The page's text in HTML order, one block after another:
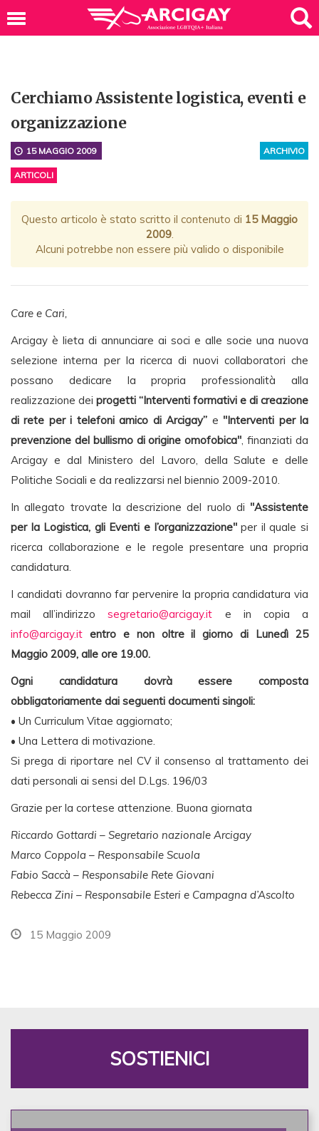
Cerchiamo Assistente logistica, eventi e
organizzazione
ARCHIVIO
15 MAGGIO 2009
ARTICOLI
Questo articolo è stato scritto il contenuto di 15 Maggio
2009.
Alcuni potrebbe non essere più valido o disponibile
Care e Cari,
Arcigay è lieta di annunciare ai soci e alle socie una nuova
selezione interna per la ricerca di nuovi collaboratori che
possano dedicare la propria professionalità alla
realizzazione dei progetti “Interventi formativi e di creazione
di rete per i telefoni amico di Arcigay” e "Interventi per la
prevenzione del bullismo di origine omofobica", finanziati da
Arcigay e dal Ministero del Lavoro, della Salute e delle
Politiche Sociali e da realizzarsi nel biennio 2009-2010.
In allegato trovate la descrizione del ruolo di "Assistente
per la Logistica, gli Eventi e l’organizzazione"per il quale si
ricerca collaborazione e le regole presentare una propria
candidatura.
I candidati dovranno far pervenire la propria candidatura via
mail all’indirizzosegretario@arcigay.it e in copia a
info@arcigay.it entro e non oltre il giorno di Lunedì 25
Maggio 2009, alle ore 19.00.
Ogni candidatura dovrà essere composta
obbligatoriamente dai seguenti documenti singoli:
• Un Curriculum Vitae aggiornato;
• Una Lettera di motivazione.
Si prega di riportare nel CV il consenso al trattamento dei
dati personali ai sensi del D.Lgs. 196/03
Grazie per la cortese attenzione. Buona giornata
Riccardo Gottardi – Segretario nazionale Arcigay
Marco Coppola – Responsabile Scuola
Fabio Saccà – Responsabile Rete Giovani
Rebecca Zini – Responsabile Esteri e Campagna d’Ascolto
15 Maggio 2009
SOSTIENICI